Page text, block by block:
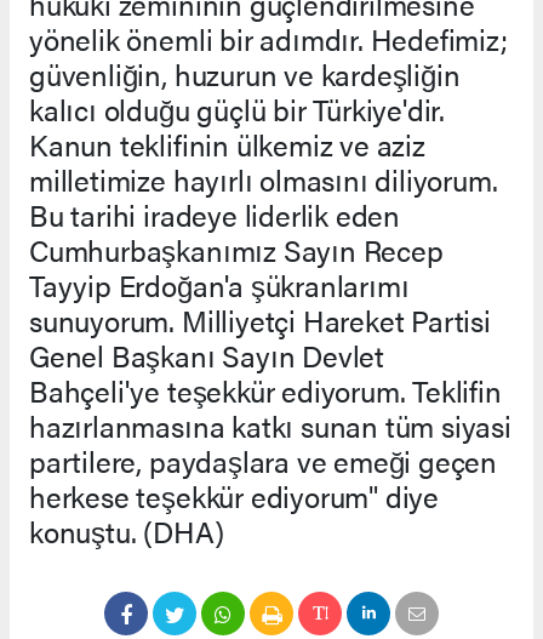
yönelik önemli bir adımdır. Hedefimiz;
güvenliğin, huzurun ve kardeşliğin
kalıcı olduğu güçlü bir Türkiye'dir.
Kanun teklifinin ülkemiz ve aziz
milletimize hayırlı olmasını diliyorum.
Bu tarihi iradeye liderlik eden
Cumhurbaşkanımız Sayın Recep
Tayyip Erdoğan'a şükranlarımı
sunuyorum. Milliyetçi Hareket Partisi
Genel Başkanı Sayın Devlet
Bahçeli'ye teşekkür ediyorum. Teklifin
hazırlanmasına katkı sunan tüm siyasi
partilere, paydaşlara ve emeği geçen
herkese teşekkür ediyorum" diye
konuştu. (DHA)